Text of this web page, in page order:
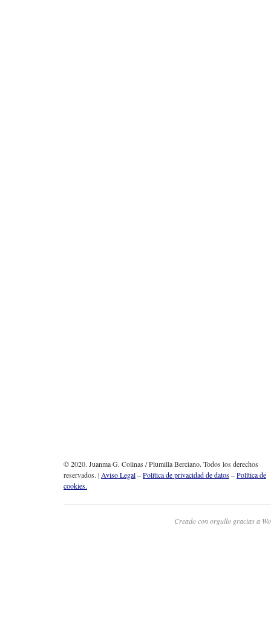
© 2020. Juanma G. Colinas / Plumilla Berciano. Todos los derechos
reservados. |Aviso Legal–Política de privacidad de datos–Política de
cookies.
Creado con orgullo gracias a